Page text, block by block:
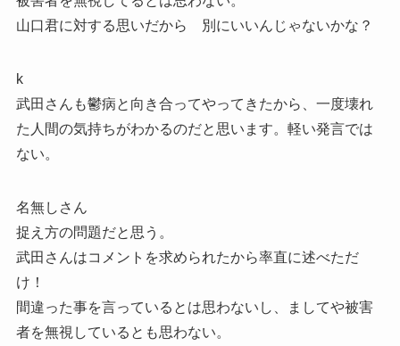
山口君に対する思いだから 別にいいんじゃないかな？
k
武田さんも鬱病と向き合ってやってきたから、一度壊れ
た人間の気持ちがわかるのだと思います。軽い発言では
ない。
名無しさん
捉え方の問題だと思う。
武田さんはコメントを求められたから率直に述べただ
け！
間違った事を言っているとは思わないし、ましてや被害
者を無視しているとも思わない。